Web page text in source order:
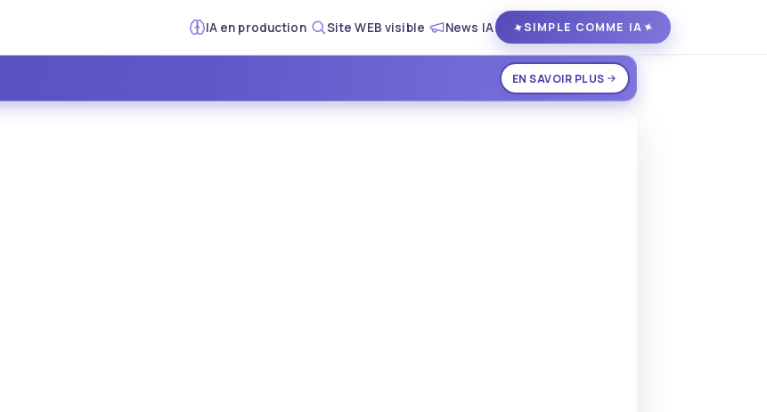
IA en production Site WEB visible News IA ✦SIMPLE COMME IA✦
EN SAVOIR PLUS